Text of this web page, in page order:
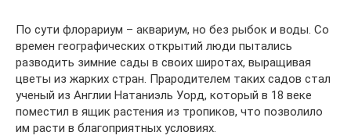
По сути флорариум – аквариум, но без рыбок и воды. Со
времен географических открытий люди пытались
разводить зимние сады в своих широтах, выращивая
цветы из жарких стран. Прародителем таких садов стал
ученый из Англии Натаниэль Уорд, который в 18 веке
поместил в ящик растения из тропиков, что позволило
им расти в благоприятных условиях.